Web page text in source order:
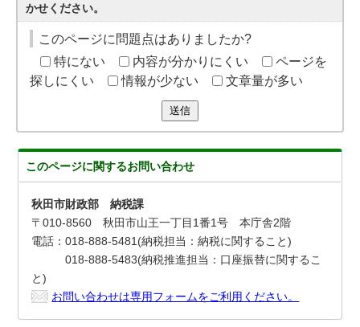
かせください。
このページに問題点はありましたか?
特にない
内容が分かりにくい
ページを
探しにくい
情報が少ない 文章量が多い
送信
このページに関するお問い合わせ
秋田市財政部 納税課
〒010-8560 秋田市山王一丁目1番1号 本庁舎2階
電話：018-888-5481(納税担当：納税に関すること)
018-888-5483(納税推進担当：口座振替に関するこ
と)
お問い合わせは専用フォームをご利用ください。